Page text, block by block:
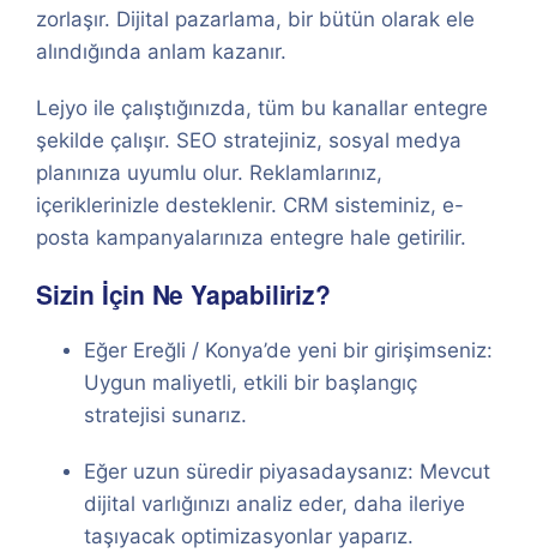
zorlaşır. Dijital pazarlama, bir bütün olarak ele
alındığında anlam kazanır.
Lejyo ile çalıştığınızda, tüm bu kanallar entegre
şekilde çalışır. SEO stratejiniz, sosyal medya
planınıza uyumlu olur. Reklamlarınız,
içeriklerinizle desteklenir. CRM sisteminiz, e-
posta kampanyalarınıza entegre hale getirilir.
Sizin İçin Ne Yapabiliriz?
Eğer Ereğli / Konya’de yeni bir girişimseniz:
Uygun maliyetli, etkili bir başlangıç
stratejisi sunarız.
Eğer uzun süredir piyasadaysanız: Mevcut
dijital varlığınızı analiz eder, daha ileriye
taşıyacak optimizasyonlar yaparız.